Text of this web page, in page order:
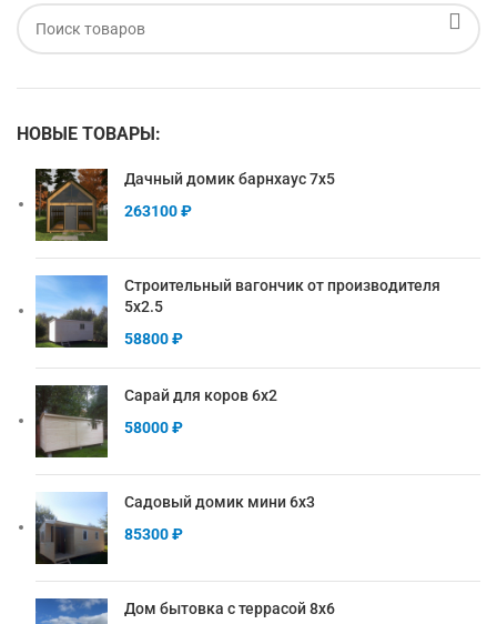
НОВЫЕ ТОВАРЫ:
Дачный домик барнхаус 7х5
263100₽
Строительный вагончик от производителя
5х2.5
58800₽
Сарай для коров 6х2
58000₽
Садовый домик мини 6х3
85300₽
Дом бытовка с террасой 8х6